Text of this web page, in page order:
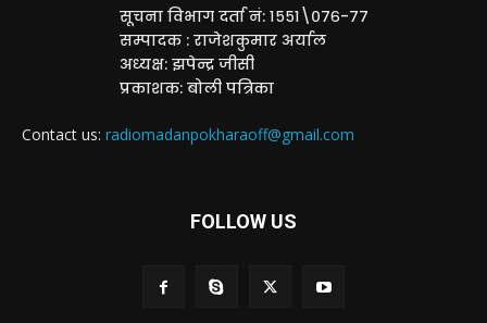
सूचना विभाग दर्ता नं: १५५१\०७६-७७
सम्पादक : राजेशकुमार अर्याल
अध्यक्ष: झपेन्द्र जीसी
प्रकाशक: बोली पत्रिका
Contact us: radiomadanpokharaoff@gmail.com
FOLLOW US